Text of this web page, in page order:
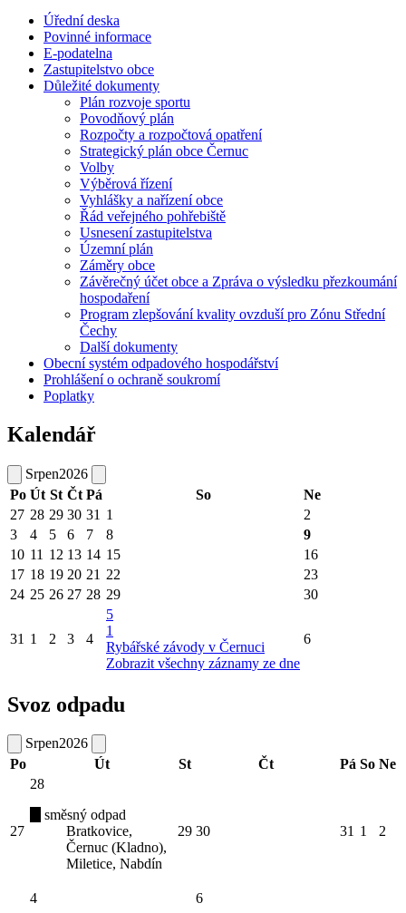
Úřední deska
Povinné informace
E-podatelna
Zastupitelstvo obce
Důležité dokumenty
Plán rozvoje sportu
Povodňový plán
Rozpočty a rozpočtová opatření
Strategický plán obce Černuc
Volby
Výběrová řízení
Vyhlášky a nařízení obce
Řád veřejného pohřebiště
Usnesení zastupitelstva
Územní plán
Záměry obce
Závěrečný účet obce a Zpráva o výsledku přezkoumání
hospodaření
Program zlepšování kvality ovzduší pro Zónu Střední
Čechy
Další dokumenty
Obecní systém odpadového hospodářství
Prohlášení o ochraně soukromí
Poplatky
Kalendář
Srpen2026
Po Út St Čt Pá So
Ne
27 28 29 30 31 1
2
3
4 5 6 7 8
9
10 11 12 13 14 15
16
17 18 19 20 21 22
23
24 25 26 27 28 29 30
31 1 2 3 4
5
1
Rybářské závody v Černuci
Zobrazit všechny záznamy ze dne
6
Svoz odpadu
Srpen2026
Po
Út St Čt Pá So Ne
27
28
směsný odpad
Bratkovice,
Černuc (Kladno),
Miletice, Nabdín
29 30 31 1 2
4
6